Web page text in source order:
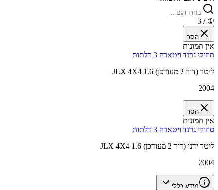
①
/ 3
הסר
אין תמונות
סוזוקי גרנד ויטארה 3 דלתות
JLX 4X4 1.6 ליטר (דור 2 מעודכן)
2004
הסר
אין תמונות
סוזוקי גרנד ויטארה 3 דלתות
JLX 4X4 1.6 ליטר ידני (דור 2 מעודכן)
2004
מידע כללי